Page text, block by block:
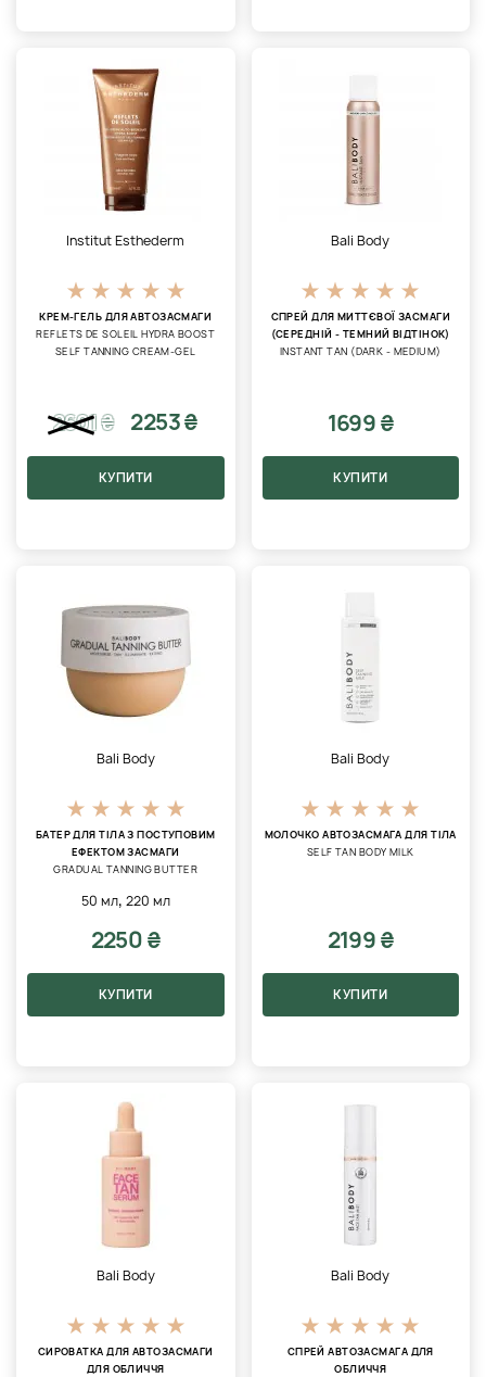
Institut Esthederm
КРЕМ-ГЕЛЬ ДЛЯ АВТОЗАСМАГИ
REFLETS DE SOLEIL HYDRA BOOST
SELF TANNING CREAM-GEL
2601₴ 2253 ₴
КУПИТИ
Bali Body
СПРЕЙ ДЛЯ МИТТЄВОЇ ЗАСМАГИ
(СЕРЕДНІЙ - ТЕМНИЙ ВІДТІНОК)
INSTANT TAN (DARK - MEDIUM)
1699 ₴
КУПИТИ
Bali Body
БАТЕР ДЛЯ ТІЛА З ПОСТУПОВИМ
ЕФЕКТОМ ЗАСМАГИ
GRADUAL TANNING BUTTER
50 мл, 220 мл
2250 ₴
КУПИТИ
Bali Body
МОЛОЧКО АВТОЗАСМАГА ДЛЯ ТІЛА
SELF TAN BODY MILK
2199 ₴
КУПИТИ
Bali Body
СИРОВАТКА ДЛЯ АВТОЗАСМАГИ
ДЛЯ ОБЛИЧЧЯ
Bali Body
СПРЕЙ АВТОЗАСМАГА ДЛЯ
ОБЛИЧЧЯ